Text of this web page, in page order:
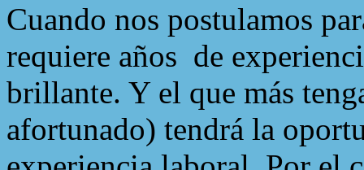
Cuando nos postulamos
requiere años de
brillante. Y el que más
afortunado) tendrá la